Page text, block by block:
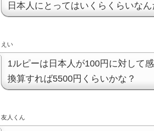
日本人にとってはいくらくらいな
えい
1ルピーは日本人が100円に対して
換算すれば5500円くらいかな？
友人くん